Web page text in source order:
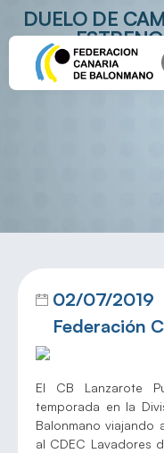
DUELO DE
LANZAROTE
02/07/2019
Federación
El CB Lanzarote
temporada en la
Balonmano viajando
al CDEC Lavadores